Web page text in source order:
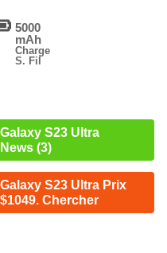
5000
mAh
Charge
S. Fil
Galaxy S23 Ultra
News (3)
Galaxy S23 Ultra Prix
$1049. Chercher